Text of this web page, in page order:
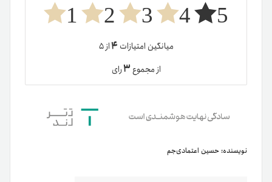
5
4
3
2
1
میانگین امتیازات ۴از ۵
از مجموع۳رای
نویسنده: حسین اعتمادی‌جم